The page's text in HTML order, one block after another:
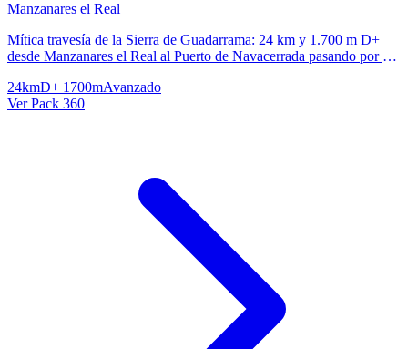
Manzanares el Real
Mítica travesía de la Sierra de Guadarrama: 24 km y 1.700 m D+
desde Manzanares el Real al Puerto de Navacerrada pasando por La
24kmD+ 1700mAvanzado
Ver Pack 360